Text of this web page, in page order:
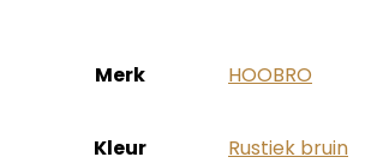
Merk ‎HOOBRO
Kleur ‎Rustiek bruin